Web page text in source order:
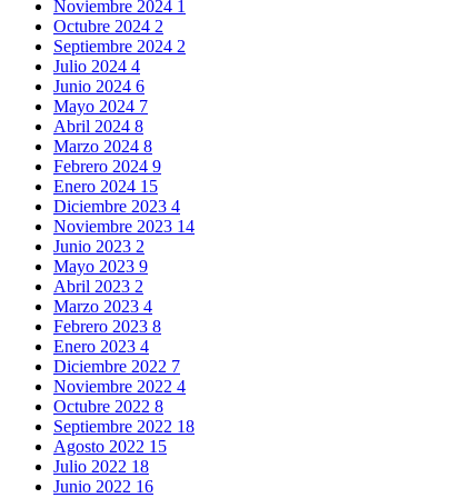
Noviembre 2024 1
Octubre 2024 2
Septiembre 2024 2
Julio 2024 4
Junio 2024 6
Mayo 2024 7
Abril 2024 8
Marzo 2024 8
Febrero 2024 9
Enero 2024 15
Diciembre 2023 4
Noviembre 2023 14
Junio 2023 2
Mayo 2023 9
Abril 2023 2
Marzo 2023 4
Febrero 2023 8
Enero 2023 4
Diciembre 2022 7
Noviembre 2022 4
Octubre 2022 8
Septiembre 2022 18
Agosto 2022 15
Julio 2022 18
Junio 2022 16